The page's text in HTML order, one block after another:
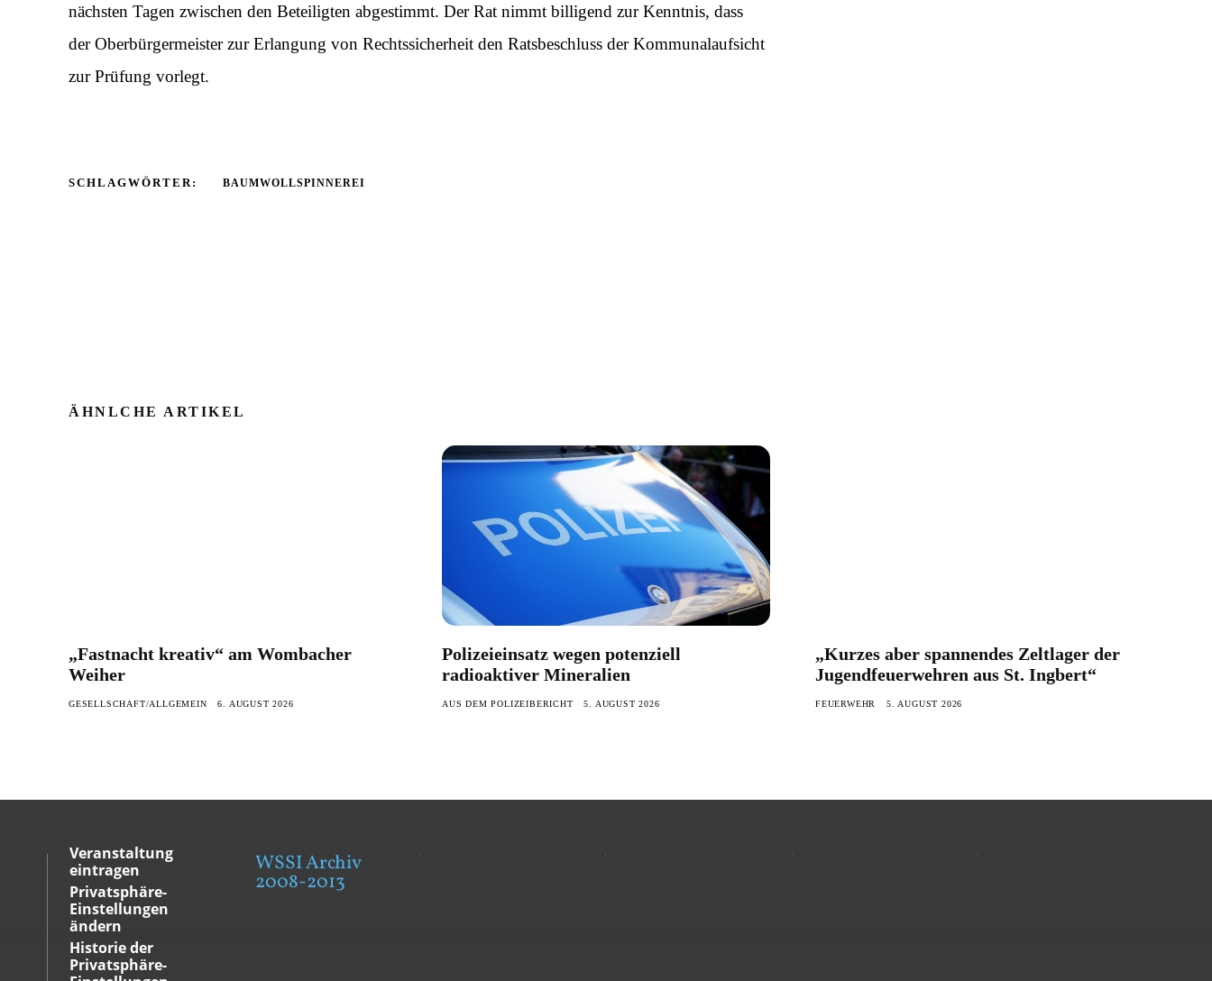
nächsten Tagen zwischen den Beteiligten abgestimmt. Der Rat nimmt billigend zur Kenntnis, dass
der Oberbürgermeister zur Erlangung von Rechtssicherheit den Ratsbeschluss der Kommunalaufsicht
zur Prüfung vorlegt.
SCHLAGWÖRTER: BAUMWOLLSPINNEREI
ÄHNLCHE ARTIKEL
„Fastnacht kreativ“ am Wombacher
Weiher
GESELLSCHAFT/ALLGEMEIN 6. AUGUST 2026
Polizeieinsatz wegen potenziell
radioaktiver Mineralien
AUS DEM POLIZEIBERICHT 5. AUGUST 2026
„Kurzes aber spannendes Zeltlager der
Jugendfeuerwehren aus St. Ingbert“
FEUERWEHR 5. AUGUST 2026
Veranstaltung
eintragen
Privatsphäre-
Einstellungen
ändern
Historie der
Privatsphäre-
WSSI Archiv
2008-2013